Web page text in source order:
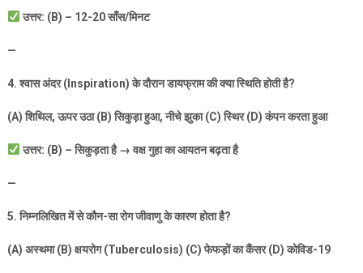
उत्तर: (B) – 12-20साँस/मिनट
—
4.श्वास अंदर (Inspiration)के दौरान डायफ्राम की क्या स्थिति होती है?
(A)शिथिल,ऊपर उठा (B)सिकुड़ा हुआ,नीचे झुका (C)स्थिर (D)कंपन करता हुआ
उत्तर: (B) –सिकुड़ता है→वक्ष गुहा का आयतन बढ़ता है
—
5.निम्नलिखित में से कौन-सा रोग जीवाणु के कारण होता है?
(A) अस्थमा (B) क्षयरोग (Tuberculosis) (C)फेफड़ों का कैंसर (D)कोविड-19